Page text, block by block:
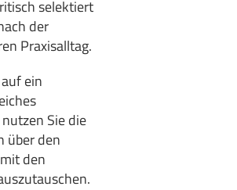
selektiert
der
Praxisalltag.
ein
Sie die
über den
den